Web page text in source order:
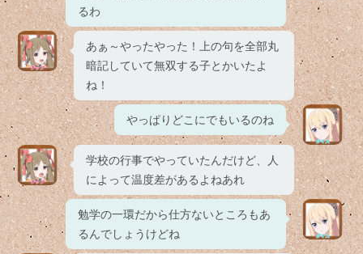
るわ
あぁ～やったやった！上の句を全部丸
暗記していて無双する子とかいたよ
ね！
やっぱりどこにでもいるのね
学校の行事でやっていたんだけど、人
によって温度差があるよねあれ
勉学の一環だから仕方ないところもあ
るんでしょうけどね